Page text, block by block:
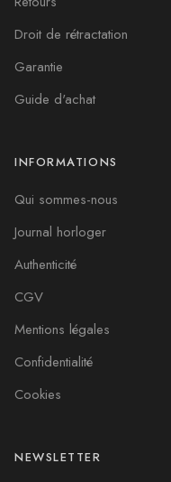
Droit de rétractation
Garantie
Guide d'achat
INFORMATIONS
Qui sommes-nous
Journal horloger
Authenticité
CGV
Mentions légales
Confidentialité
Cookies
NEWSLETTER